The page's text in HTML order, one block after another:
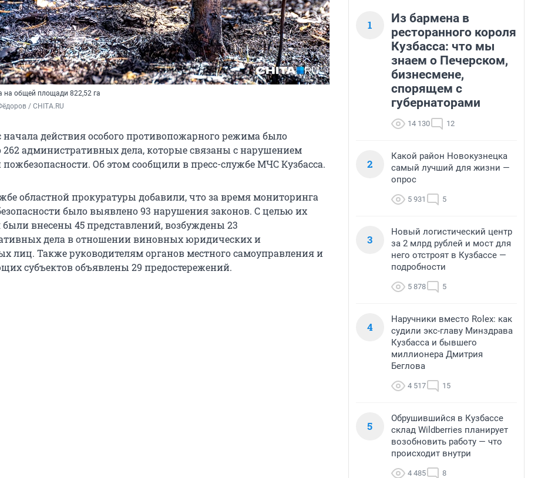
на общей площади 822,52 га
/ CHITA.RU
начала действия особого противопожарного режима было
262 административных дела, которые связаны с нарушением
Об этом сообщили в пресс-службе МЧС Кузбасса.
областной прокуратуры добавили, что за время мониторинга
было выявлено 93 нарушения законов. С целью их
были внесены 45 представлений, возбуждены 23
дела в отношении виновных юридических и
лиц. Также руководителям органов местного самоуправления и
субъектов объявлены 29 предостережений.
1
Из бармена в
ресторанного короля
Кузбасса: что мы
знаем о Печерском,
бизнесмене,
спорящем с
губернаторами
14 130 12
2
Какой район Новокузнецка
самый лучший для жизни —
опрос
5 931 5
3
Новый логистический центр
за 2 млрд рублей и мост для
него отстроят в Кузбассе —
подробности
5 878 5
4
Наручники вместо Rolex: как
судили экс-главу Минздрава
Кузбасса и бывшего
миллионера Дмитрия
Беглова
4 517 15
5
Обрушившийся в Кузбассе
склад Wildberries планирует
возобновить работу — что
происходит внутри
4 485 8